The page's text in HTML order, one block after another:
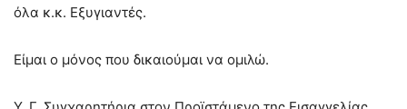
όλα κ.κ. Εξυγιαντές.
Είμαι ο μόνος που δικαιούμαι να ομιλώ.